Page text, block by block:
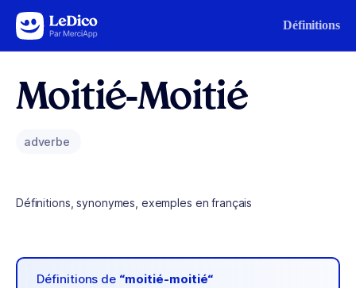
Aller au contenu Définitions
Moitié-Moitié
adverbe
Définitions, synonymes, exemples en français
Définitions de “moitié-moitié“